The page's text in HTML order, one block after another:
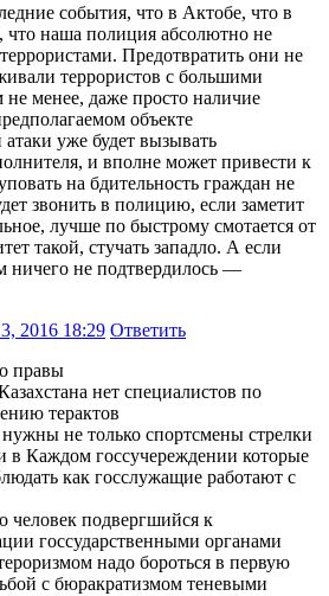
события, что в Актобе, что в
что наша полиция абсолютно не
Предотвратить они не
террористов с большими
менее, даже просто наличие
объекте
атаки уже будет вызывать
и вполне может привести к
на бдительность граждан не
звонить в полицию, если заметит
лучше по быстрому смотается от
такой, стучать западло. А если
ничего не подтвердилось —
2016 18:29 Ответить
правы
нет специалистов по
терактов
не только спортсмены стрелки
в Каждом госсучереждении которые
как госслужащие работают с
человек подвергшийся к
госсударственными органами
надо бороться в первую
с бюракратизмом теневыми